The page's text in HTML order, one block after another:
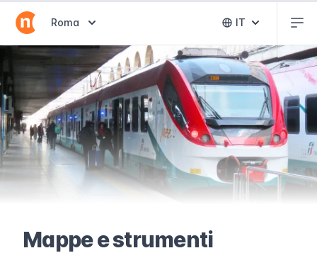
Abrir selector de destinos
Roma Abrir selector
IT
Mappe e strumenti